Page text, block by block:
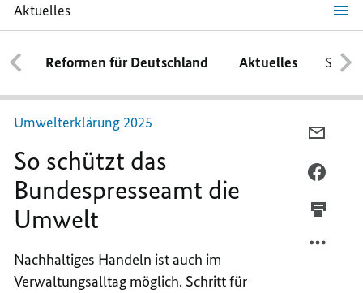
Aktuelles
So
schützt
das
Bundespresseamt
die
Umwelt
Reformen für Deutschland Aktuelles
Umwelterklärung 2025
So schützt das
Bundespresseamt die
Umwelt
Nachhaltiges Handeln ist auch im
Verwaltungsalltag möglich. Schritt für